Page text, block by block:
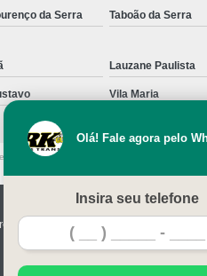
da Serra Taboão da Serra
Lauzane Paulista
Vila Maria
autoral – artigo 184 do Código Penal –
Serviços
Olá! Fale agora pelo
Insira seu telefone